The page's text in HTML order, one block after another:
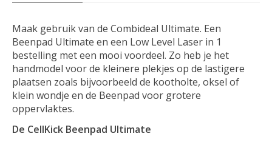
Maak gebruik van de Combideal Ultimate. Een
Beenpad Ultimate en een Low Level Laser in 1
bestelling met een mooi voordeel. Zo heb je het
handmodel voor de kleinere plekjes op de lastigere
plaatsen zoals bijvoorbeeld de kootholte, oksel of
klein wondje en de Beenpad voor grotere
oppervlaktes.
De CellKick Beenpad Ultimate